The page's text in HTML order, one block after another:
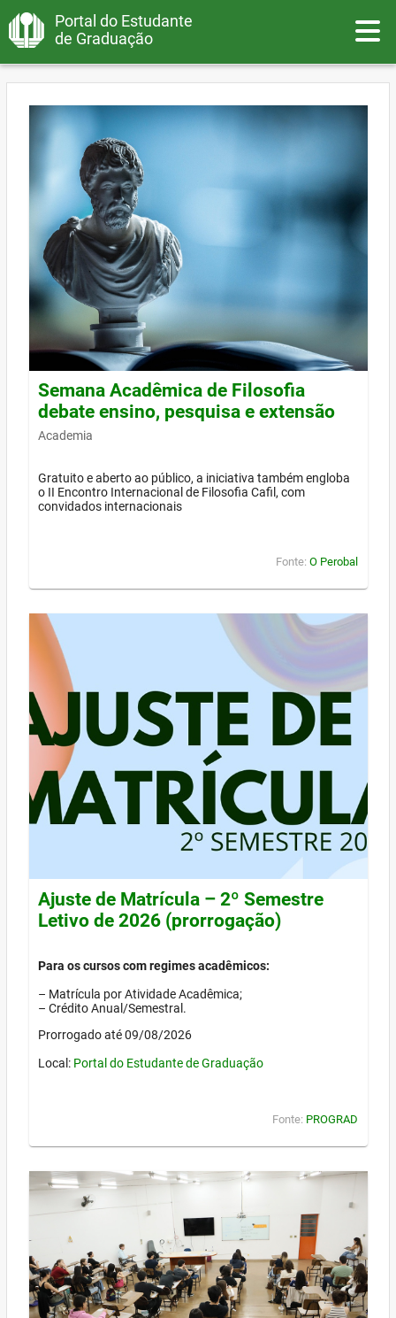
Portal do Estudante
de Graduação
Semana Acadêmica de Filosofia
debate ensino, pesquisa e extensão
Academia
Gratuito e aberto ao público, a iniciativa também engloba
o II Encontro Internacional de Filosofia Cafil, com
convidados internacionais
Fonte: O Perobal
Ajuste de Matrícula – 2º Semestre
Letivo de 2026 (prorrogação)
Para os cursos com regimes acadêmicos:
– Matrícula por Atividade Acadêmica;
– Crédito Anual/Semestral.
Prorrogado até 09/08/2026
Local: Portal do Estudante de Graduação
Fonte: PROGRAD